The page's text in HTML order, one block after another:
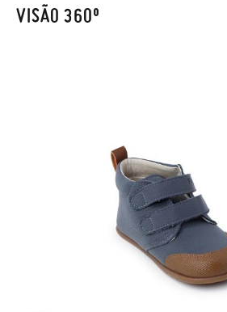
também será gratuita. Não tem que se
VISÃO 360º